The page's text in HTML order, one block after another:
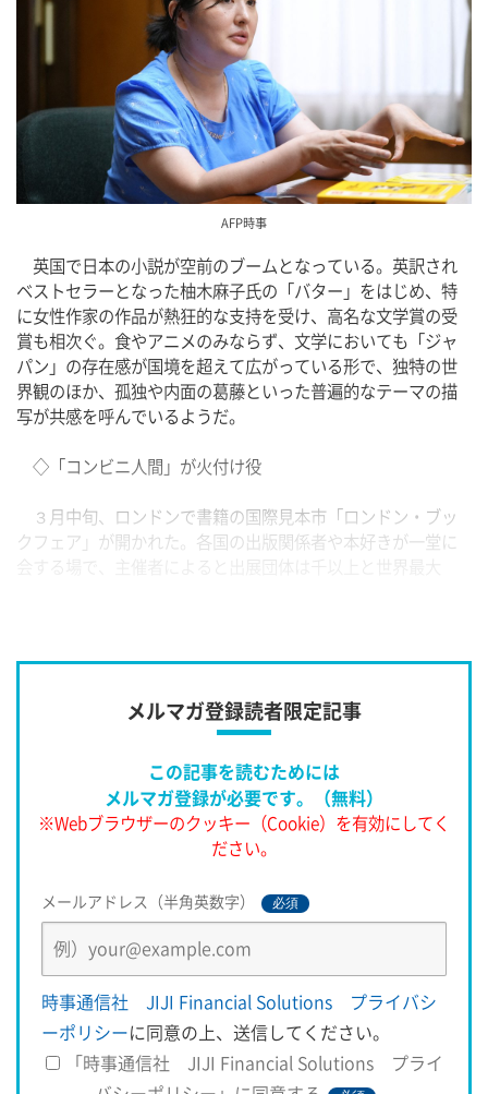
AFP時事
英国で日本の小説が空前のブームとなっている。英訳され
ベストセラーとなった柚木麻子氏の「バター」をはじめ、特
に女性作家の作品が熱狂的な支持を受け、高名な文学賞の受
賞も相次ぐ。食やアニメのみならず、文学においても「ジャ
パン」の存在感が国境を超えて広がっている形で、独特の世
界観のほか、孤独や内面の葛藤といった普遍的なテーマの描
写が共感を呼んでいるようだ。
◇「コンビニ人間」が火付け役
３月中旬、ロンドンで書籍の国際見本市「ロンドン・ブッ
クフェア」が開かれた。各国の出版関係者や本好きが一堂に
メルマガ登録読者限定記事
この記事を読むためには
メルマガ登録が必要です。（無料）
※Webブラウザーのクッキー（Cookie）を有効にしてく
ださい。
メールアドレス（半角英数字） 必須
時事通信社 JIJI Financial Solutions プライバシ
ーポリシーに同意の上、送信してください。
「時事通信社 JIJI Financial Solutions プライ